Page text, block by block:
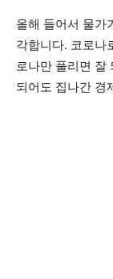
올해 들어서 물가
각합니다. 코로나
로나만 풀리면 잘
되어도 집나간 경